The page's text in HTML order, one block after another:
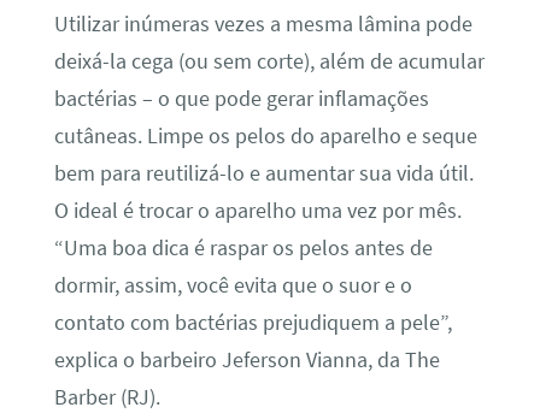
Utilizar inúmeras vezes a mesma lâmina pode
deixá-la cega (ou sem corte), além de acumular
bactérias – o que pode gerar inflamações
cutâneas. Limpe os pelos do aparelho e seque
bem para reutilizá-lo e aumentar sua vida útil.
O ideal é trocar o aparelho uma vez por mês.
“Uma boa dica é raspar os pelos antes de
dormir, assim, você evita que o suor e o
contato com bactérias prejudiquem a pele”,
explica o barbeiro Jeferson Vianna, da The
Barber (RJ).